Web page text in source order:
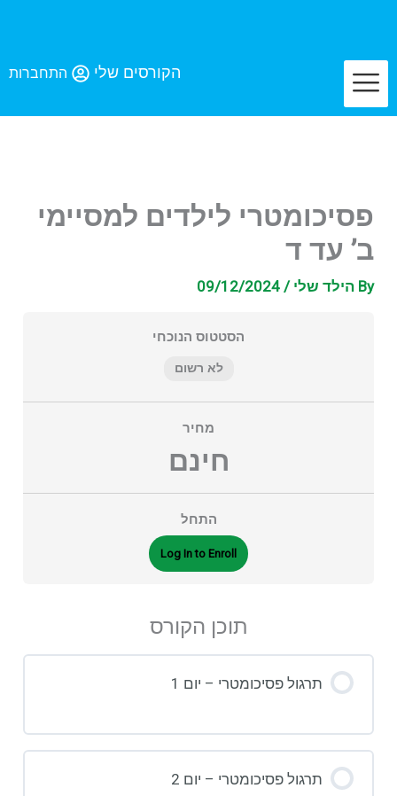
התחברות הקורסים שלי
פסיכומטרי לילדים למסיימי
ב’ עד ד
By הילד שלי/
09/12/2024
הסטטוס הנוכחי
לא רשום
מחיר
חינם
התחל
Log In to Enroll
תוכן הקורס
תרגול פסיכומטרי – יום 1
תרגול פסיכומטרי – יום 2